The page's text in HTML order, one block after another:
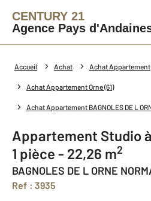
CENTURY 21
Agence Pays
Accueil Achat Achat Appartement
Achat Appartement Orne (61)
Achat Appartement BAGNOLES DE L
Appartement Studio
1 pièce - 22,26 m2
BAGNOLES DE L ORNE
Ref : 3935